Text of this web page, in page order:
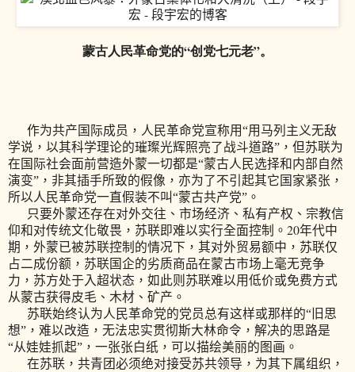
蒙古人民革命党的“创党七元老”。
作为共产国际成员，人民革命党宣称用“用马列主义无敌
学说，以其科学理论的璀璨光辉照亮了战斗道路”，但苏联为
在国际社会面前营造外蒙一切都是“蒙古人民选择和内部自然
演变”，非其插手所致的假像，亦为了不引起其它国家紧张，
所以人民革命党一直假装不叫“蒙古共产党”。
只要外蒙还存在对外交往、市场经济、私有产权、宗教信
仰和对传统文化敬畏，苏联即难以实行全面控制。 20年代中
期，外蒙已被苏联控制的情况下，其对外贸易额中，苏联仅
占二成份额，苏联国企的劣质商品在蒙古市场上毫无竞争
力，苏方处于入超状态，如此则苏联难以用低价或免费方式
从蒙古获得皮毛、木材、矿产。
苏联始终认为人民革命党的党员总有这样或那样的“旧思
想”，难以改造，无法忠实贯彻斯大林命令，解决的思路是
“从娃娃抓起”，一张张白纸，可以描绘美丽的图画。
在苏联，共青团必须绝对接受苏共领导，为其下属组织，